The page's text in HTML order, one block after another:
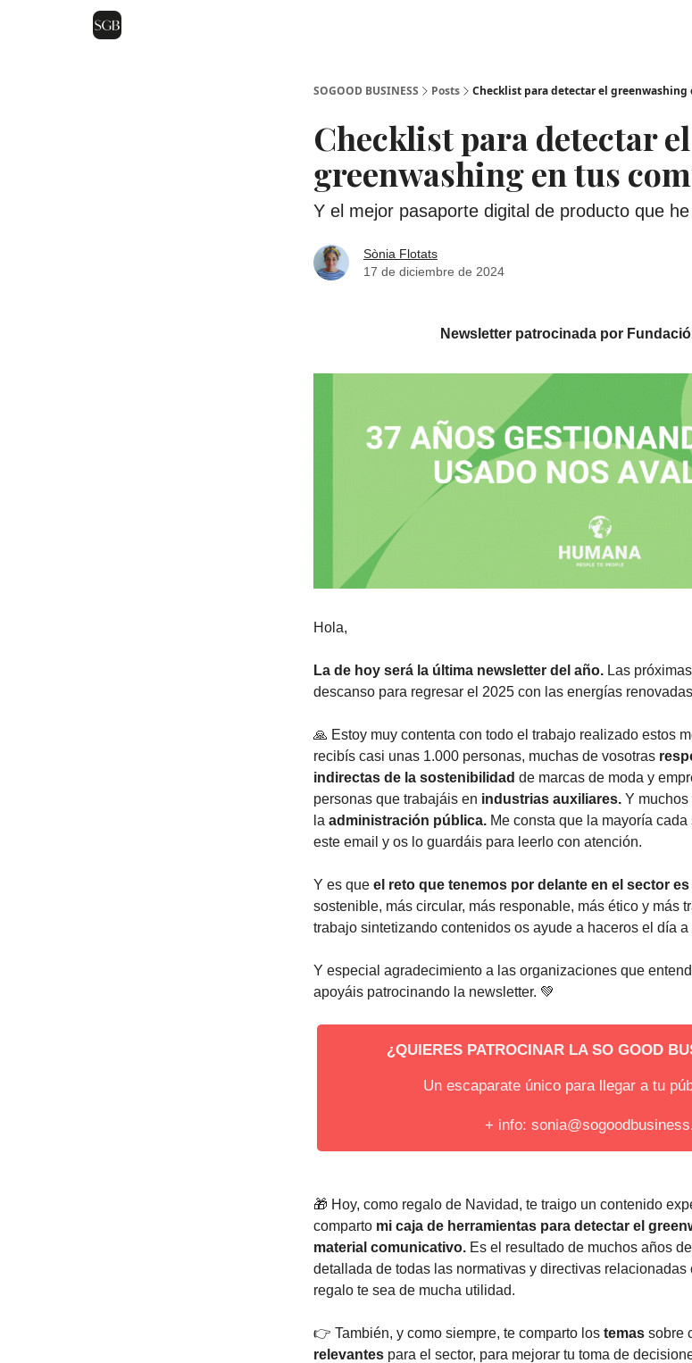
SOGOOD BUSINESS Posts Checklist para detectar el greenwashing
Checklist para detectar el
greenwashing en tus
Y el mejor pasaporte digital de producto que
Sònia Flotats
17 de diciembre de 2024
Newsletter patrocinada por
Hola,
La de hoy será la última newsletter del año. Las
descanso para regresar el 2025 con las energías
🙏 Estoy muy contenta con todo el trabajo realizado estos
recibís casi unas 1.000 personas, muchas de vosotras
indirectas de la sostenibilidad de marcas de moda y
personas que trabajáis en industrias auxiliares. Y muchos
la administración pública. Me consta que la mayoría
este email y os lo guardáis para leerlo con atención.
Y es que el reto que tenemos por delante en el sector
sostenible, más circular, más responable, más ético y más
trabajo sintetizando contenidos os ayude a haceros el día a
Y especial agradecimiento a las organizaciones que
apoyáis patrocinando la newsletter. 💚
¿QUIERES PATROCINAR LA SO GOOD
Un escaparate único para llegar a tu
+ info:
🎁 Hoy, como regalo de Navidad, te traigo un contenido
comparto mi caja de herramientas para detectar el
material comunicativo. Es el resultado de muchos años
detallada de todas las normativas y directivas relacionadas
regalo te sea de mucha utilidad.
👉 También, y como siempre, te comparto los temas sobre
relevantes para el sector, para mejorar tu toma de